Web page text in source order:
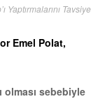
Tavsiye
Emel Polat,
olması sebebiyle